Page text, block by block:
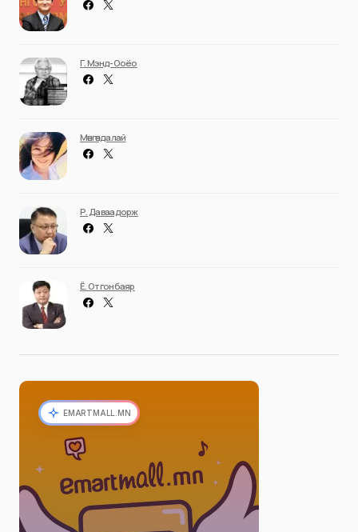
Г. Мэнд-Ооёо
Мөнгөндалай
Р. Даваадорж
Ё. Отгонбаяр
EMARTMALL.MN